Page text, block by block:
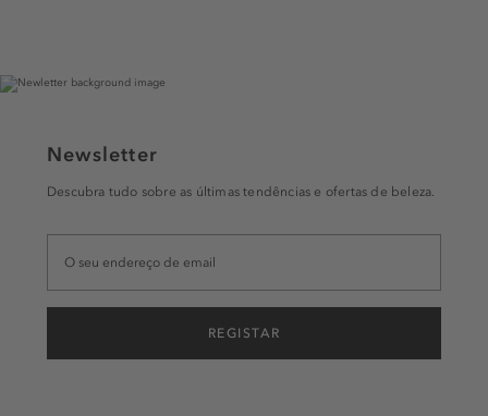
Newsletter
Descubra tudo sobre as últimas tendências e ofertas de beleza.
REGISTAR